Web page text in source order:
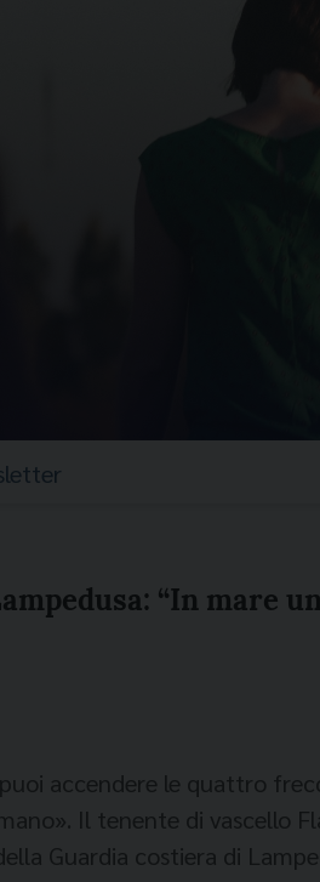
“In mare
accendere le quattro
Il tenente di vascello
Guardia costiera di